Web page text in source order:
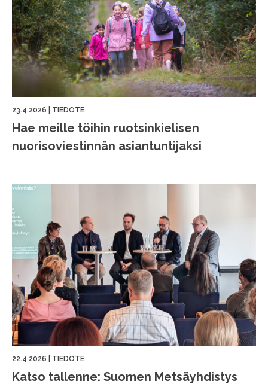
23.4.2026 TIEDOTE
Hae meille töihin ruotsinkielisen
nuorisoviestinnän asiantuntijaksi
22.4.2026 TIEDOTE
Katso tallenne: Suomen Metsäyhdistys